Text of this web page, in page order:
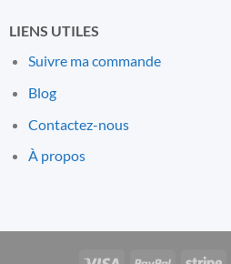
LIENS UTILES
Suivre ma commande
Blog
Contactez-nous
À propos